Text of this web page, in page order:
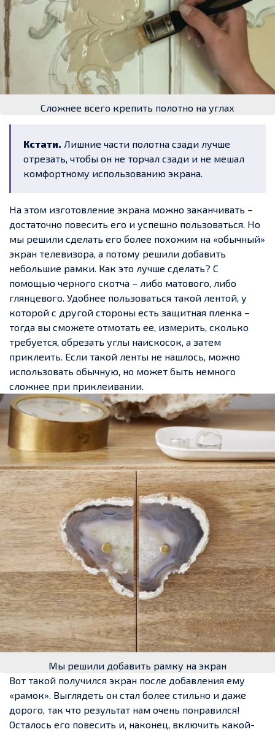
Сложнее всего крепить полотно на углах
Кстати. Лишние части полотна сзади лучше
отрезать, чтобы он не торчал сзади и не мешал
комфортному использованию экрана.
На этом изготовление экрана можно заканчивать –
достаточно повесить его и успешно пользоваться. Но
мы решили сделать его более похожим на «обычный»
экран телевизора, а потому решили добавить
небольшие рамки. Как это лучше сделать? С
помощью черного скотча – либо матового, либо
глянцевого. Удобнее пользоваться такой лентой, у
которой с другой стороны есть защитная пленка –
тогда вы сможете отмотать ее, измерить, сколько
требуется, обрезать углы наискосок, а затем
приклеить. Если такой ленты не нашлось, можно
использовать обычную, но может быть немного
сложнее при приклеивании.
Мы решили добавить рамку на экран
Вот такой получился экран после добавления ему
«рамок». Выглядеть он стал более стильно и даже
дорого, так что результат нам очень понравился!
Осталось его повесить и, наконец, включить какой-